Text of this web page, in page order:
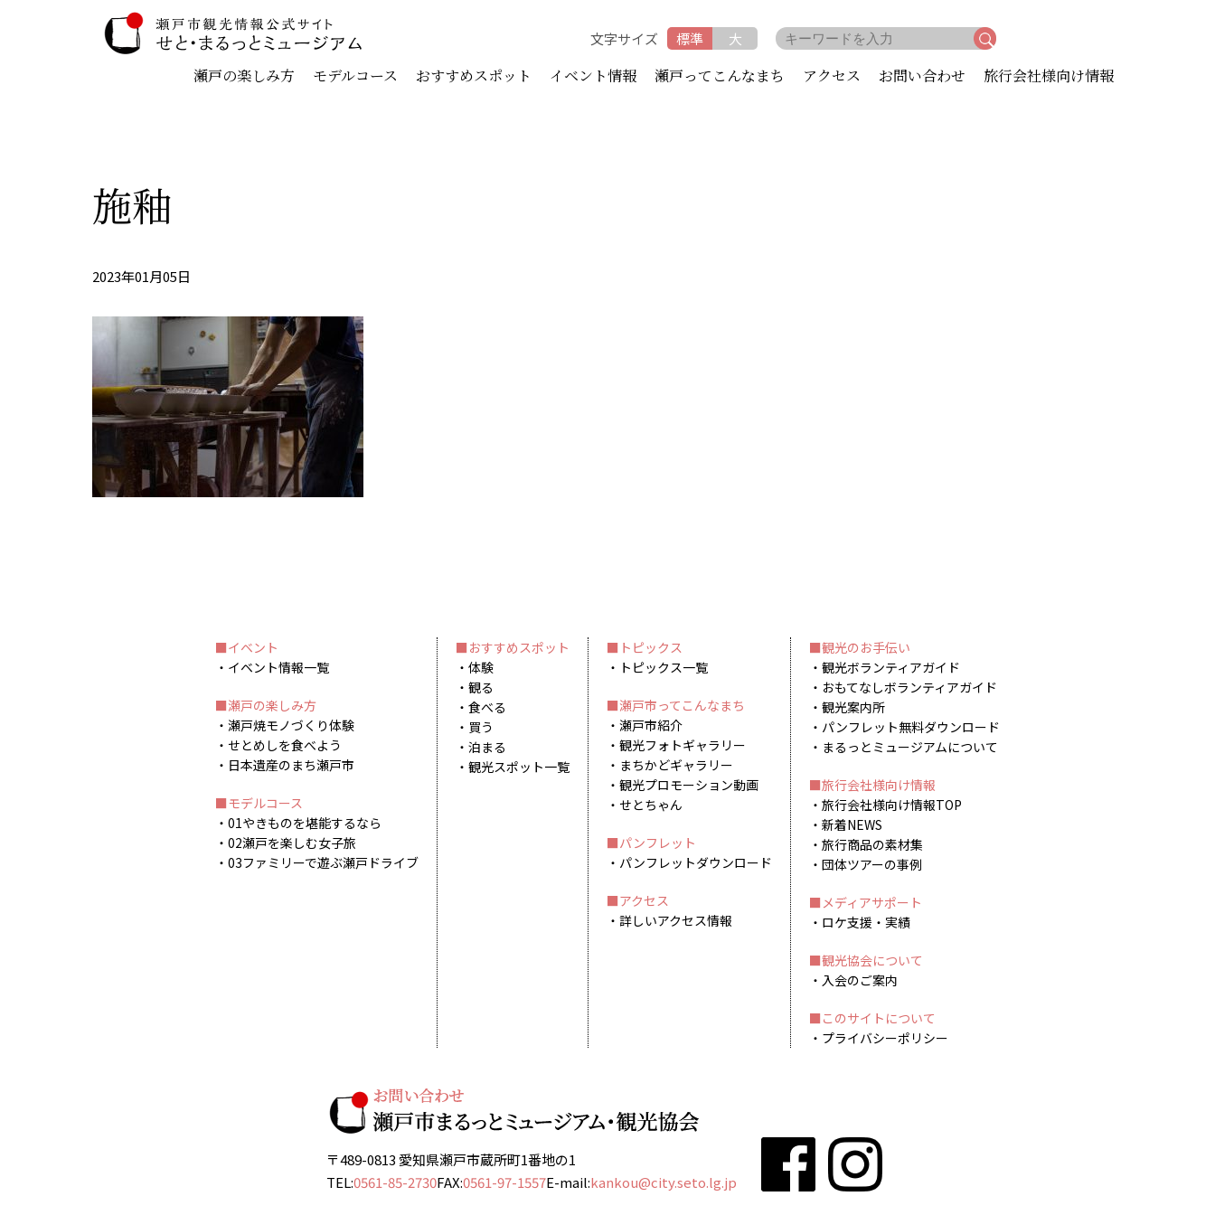
文字サイズ 標準 大
瀬戸の楽しみ方 モデルコース おすすめスポット イベント情報 瀬戸ってこんなまち アクセス お問い合わせ 旅行会社様向け情報
施釉
2023年01月05日
イベント
イベント情報一覧
瀬戸の楽しみ方
瀬戸焼モノづくり体験
せとめしを食べよう
日本遺産のまち瀬戸市
モデルコース
01やきものを堪能するなら
02瀬戸を楽しむ女子旅
03ファミリーで遊ぶ瀬戸ドライブ
おすすめスポット
体験
観る
食べる
買う
泊まる
観光スポット一覧
トピックス
トピックス一覧
瀬戸市ってこんなまち
瀬戸市紹介
観光フォトギャラリー
まちかどギャラリー
観光プロモーション動画
せとちゃん
パンフレット
パンフレットダウンロード
アクセス
詳しいアクセス情報
観光のお手伝い
観光ボランティアガイド
おもてなしボランティアガイド
観光案内所
パンフレット無料ダウンロード
まるっとミュージアムについて
旅行会社様向け情報
旅行会社様向け情報TOP
新着NEWS
旅行商品の素材集
団体ツアーの事例
メディアサポート
ロケ支援・実績
観光協会について
入会のご案内
このサイトについて
プライバシーポリシー
〒489-0813 愛知県瀬戸市蔵所町1番地の1
TEL:0561-85-2730FAX:0561-97-1557E-mail:kankou@city.seto.lg.jp